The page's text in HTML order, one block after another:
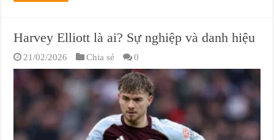
Harvey Elliott là ai? Sự nghiệp và danh hiệu
21/02/2026 Chia sẻ 0